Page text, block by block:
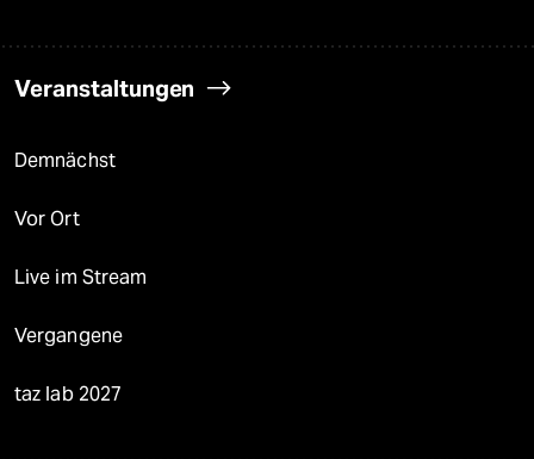
Veranstaltungen
Demnächst
Vor Ort
Live im Stream
Vergangene
taz lab 2027